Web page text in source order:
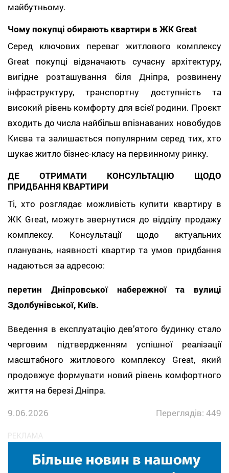
майбутньому.
Чому покупці обирають квартири в ЖК Great
Серед ключових переваг житлового комплексу
Great покупці відзначають сучасну архітектуру,
вигідне розташування біля Дніпра, розвинену
інфраструктуру, транспортну доступність та
високий рівень комфорту для всієї родини. Проєкт
входить до числа найбільш впізнаваних новобудов
Києва та залишається популярним серед тих, хто
шукає житло бізнес-класу на первинному ринку.
ДЕ ОТРИМАТИ КОНСУЛЬТАЦІЮ ЩОДО
ПРИДБАННЯ КВАРТИРИ
Ті, хто розглядає можливість купити квартиру в
ЖК Great, можуть звернутися до відділу продажу
комплексу. Консультації щодо актуальних
планувань, наявності квартир та умов придбання
надаються за адресою:
перетин Дніпровської набережної та вулиці
Здолбунівської, Київ.
Введення в експлуатацію дев’ятого будинку стало
черговим підтвердженням успішної реалізації
масштабного житлового комплексу Great, який
продовжує формувати новий рівень комфортного
життя на березі Дніпра.
9.06.2026
Переглядів: 449